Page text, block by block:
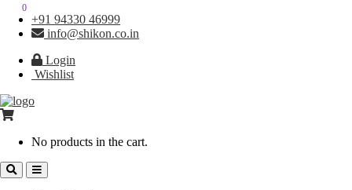
+91 94330 46999
info@shikon.co.in
Login
Wishlist
0
No products in the cart.
0